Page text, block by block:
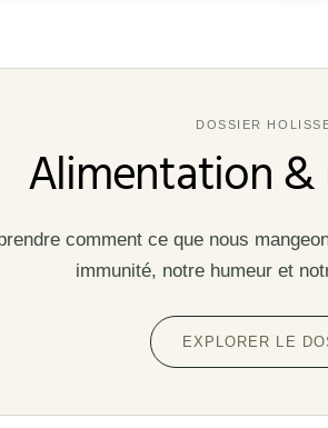
DOSSIER
Alimentation
comment ce que nous
immunité, notre humeur et
EXPLORER LE